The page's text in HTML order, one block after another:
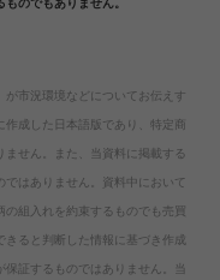
のでもありません。
が市況環境などについてお伝えす
成した日本語版であり、特定商
ません。また、当資料に掲載する
はありません。資料中において
組入れを約束するものでも売買
きると判断した情報に基づき作成
保証するものではありません。当